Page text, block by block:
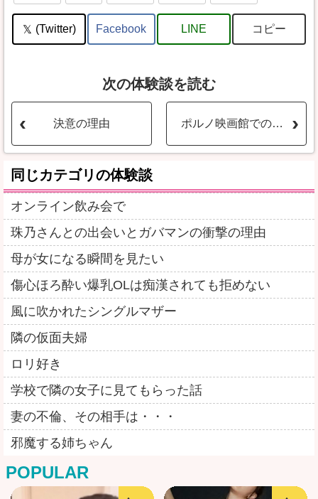
(Twitter) Facebook LINE コピー
次の体験談を読む
決意の理由 ポルノ映画館での出来事
同じカテゴリの体験談
オンライン飲み会で
珠乃さんとの出会いとガバマンの衝撃の理由
母が女になる瞬間を見たい
傷心ほろ酔い爆乳OLは痴漢されても拒めない
風に吹かれたシングルマザー
隣の仮面夫婦
ロリ好き
学校で隣の女子に見てもらった話
妻の不倫、その相手は・・・
邪魔する姉ちゃん
POPULAR